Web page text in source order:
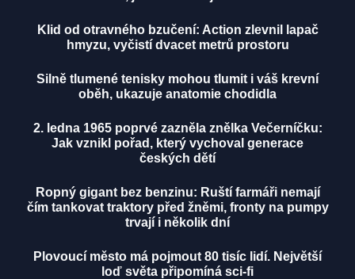
Klid od otravného bzučení: Action zlevnil lapač
hmyzu, vyčistí dvacet metrů prostoru
Silně tlumené tenisky mohou tlumit i váš krevní
oběh, ukazuje anatomie chodidla
2. ledna 1965 poprvé zazněla znělka Večerníčku:
Jak vznikl pořad, který vychoval generace
českých dětí
Ropný gigant bez benzinu: Ruští farmáři nemají
čím tankovat traktory před žněmi, fronty na pumpy
trvají i několik dní
Plovoucí město má pojmout 80 tisíc lidí. Největší
loď světa připomíná sci-fi